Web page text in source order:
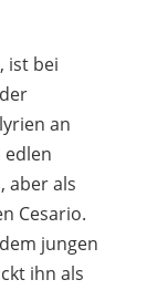
ist bei
an
edlen
aber als
Cesario.
jungen
ihn als